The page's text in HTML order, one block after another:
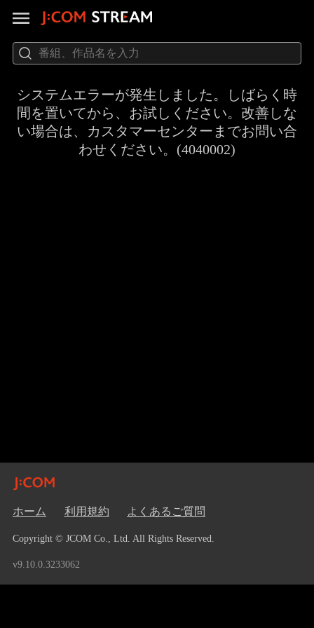
システムエラーが発生しました。しばらく時
間を置いてから、お試しください。改善しな
い場合は、カスタマーセンターまでお問い合
わせください。(4040002)
ホーム 利用規約 よくあるご質問
Copyright © JCOM Co., Ltd. All Rights Reserved.
v9.10.0.3233062